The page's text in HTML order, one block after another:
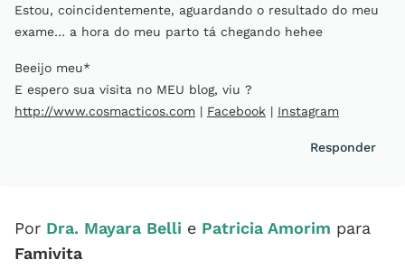
Estou, coincidentemente, aguardando o resultado do meu
exame… a hora do meu parto tá chegando hehee
Beeijo meu*
E espero sua visita no MEU blog, viu ?
http://www.cosmacticos.com | Facebook | Instagram
Responder
Por Dra. Mayara Belli e Patricia Amorim para
Famivita